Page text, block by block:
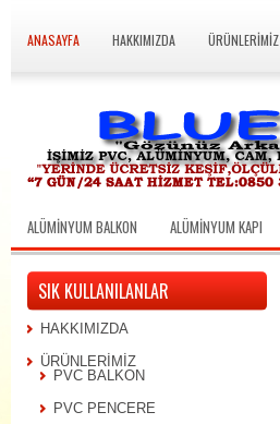
ANASAYFA HAKKIMIZDA ÜRÜNLERİMİZ
ALÜMİNYUM BALKON ALÜMİNYUM KAPI
SIK KULLANILANLAR
HAKKIMIZDA
ÜRÜNLERİMİZ
PVC BALKON
PVC PENCERE